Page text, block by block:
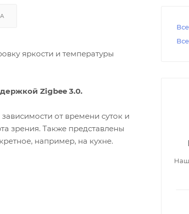
яркости и температуры
Zigbee 3.0.
от времени суток и
зрения. Также представлены
например, на кухне.